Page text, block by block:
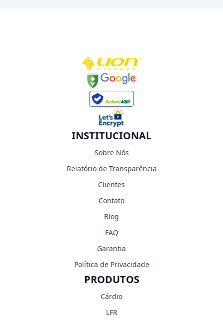
INSTITUCIONAL
Sobre Nós
Relatório de Transparência
Clientes
Contato
Blog
FAQ
Garantia
Política de Privacidade
PRODUTOS
Cárdio
LFR